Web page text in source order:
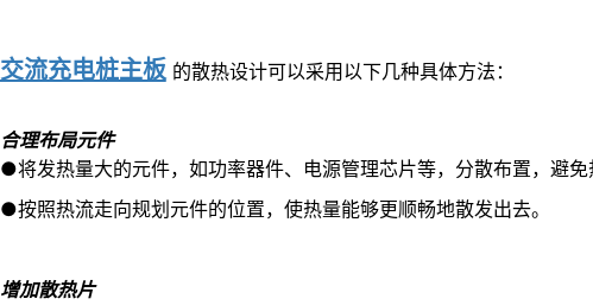
交流充电桩主板的散热设计可以采用以下几种具体方法：
合理布局元件
●将发热量大的元件，如功率器件、电源管理芯片等，分散布置，避免
●按照热流走向规划元件的位置，使热量能够更顺畅地散发出去。
增加散热片